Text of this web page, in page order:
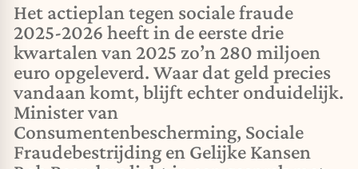
Het actieplan tegen sociale fraude
2025-2026 heeft in de eerste drie
kwartalen van 2025 zo’n 280 miljoen
euro opgeleverd. Waar dat geld precies
vandaan komt, blijft echter onduidelijk.
Minister van
Consumentenbescherming, Sociale
Fraudebestrijding en Gelijke Kansen